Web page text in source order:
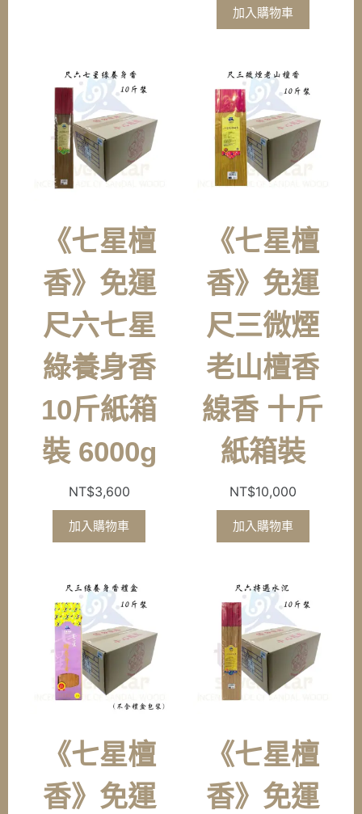
加入購物車
《七星檀
香》免運
尺六七星
綠養身香
10斤紙箱
裝 6000g
NT$3,600
加入購物車
《七星檀
香》免運
尺三微煙
老山檀香
線香 十斤
紙箱裝
NT$10,000
加入購物車
《七星檀
香》免運
《七星檀
香》免運